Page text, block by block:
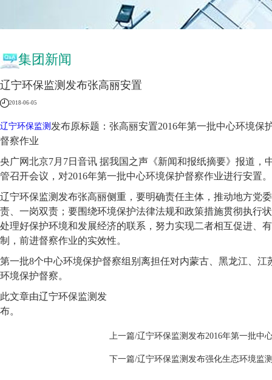
集团新闻
辽宁环保监测发布张高丽安置
2018-06-05
辽宁环保监测 发布原标题：张高丽安置2016年第一批中心环境保
督察作业
央广网北京7月7日音讯 据我国之声《新闻和报纸摘要》报道
管召开会议，对2016年第一批中心环境保护督察作业进行安置。
辽宁环保监测发布张高丽侧重，要明确责任主体，推动地方党
责、一岗双责；要围绕环境保护法律法规和政策措施贯彻执行
处理好保护环境和发展经济的联系，努力实现二者相互促进、
制，前进督察作业的实效性。
第一批8个中心环境保护督察组别离担任对内蒙古、黑龙江、
环境保护督察。
此文章由辽宁环保监测发
布。
上一篇/辽宁环保监测发布2016年第一批中
下一篇/辽宁环保监测发布强化生态环境监